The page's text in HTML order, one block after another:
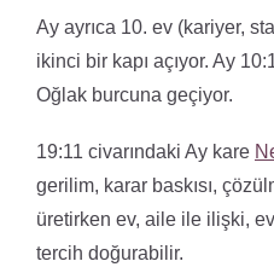
Ay ayrıca 10. ev (kariyer,
ikinci bir kapı açıyor. Ay
Oğlak burcuna geçiyor.
19:11 civarındaki Ay kare
gerilim, karar baskısı,
üretirken ev, aile ile ilişki,
tercih doğurabilir.